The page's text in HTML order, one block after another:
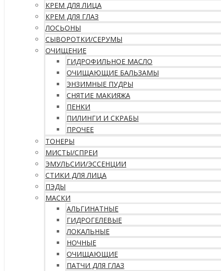
КРЕМ ДЛЯ ЛИЦА
КРЕМ ДЛЯ ГЛАЗ
ЛОСЬОНЫ
СЫВОРОТКИ/СЕРУМЫ
ОЧИЩЕНИЕ
ГИДРОФИЛЬНОЕ МАСЛО
ОЧИЩАЮЩИЕ БАЛЬЗАМЫ
ЭНЗИМНЫЕ ПУДРЫ
СНЯТИЕ МАКИЯЖА
ПЕНКИ
ПИЛИНГИ И СКРАБЫ
ПРОЧЕЕ
ТОНЕРЫ
МИСТЫ/СПРЕИ
ЭМУЛЬСИИ/ЭССЕНЦИИ
СТИКИ ДЛЯ ЛИЦА
ПЭДЫ
МАСКИ
АЛЬГИНАТНЫЕ
ГИДРОГЕЛЕВЫЕ
ЛОКАЛЬНЫЕ
НОЧНЫЕ
ОЧИЩАЮЩИЕ
ПАТЧИ ДЛЯ ГЛАЗ